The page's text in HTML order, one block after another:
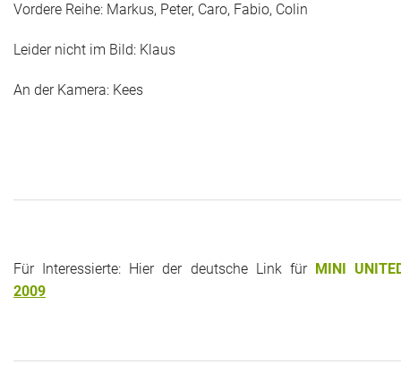
Vordere Reihe: Markus, Peter, Caro, Fabio, Colin
Leider nicht im Bild: Klaus
An der Kamera: Kees
Für Interessierte: Hier der deutsche Link für MINI
2009